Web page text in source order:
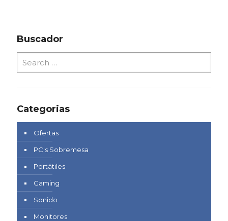
Buscador
Categorias
Ofertas
PC's Sobremesa
Portátiles
Gaming
Sonido
Monitores